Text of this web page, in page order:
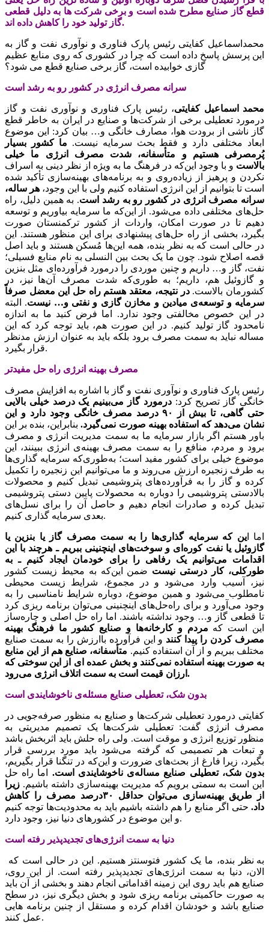
قطع گاز صنایع مطرح شده است و برخی شرکت ها به دلیل قطعی
گاز تولید خود را کاهش داده اند.
محمداسماعیل کفایتی رئیس پارک فناوری و نوآوری نفت و گاز به
این پرسش پاسخ داده است که چرا در کشوری که روی منابع عظیم
گازی خوابیده است، گاز برخی صنایع قطع می شود؟
سرانه مصرف انرژی در کشور رو به رشد است
محمد اسماعیل کفایتی، رئیس پارک فناوری و نوآوری نفت و گاز
درمورد تعطیلی برخی از شرکت‌ها و صنایع در ایران به خاطر قطع
گاز ناشی از برودت هوا، مصارف خانگی و… بیان کرد: این موضوع
ابعاد مختلفی دارد و فقط بحث سرمایه نیست. ما کشور بسیار
پُرمصرفی هستیم و متأسفانه، شدت مصرف انرژی ما خیلی
بالاست و با وجود این‌که در فرهنگ ما به ویژه از نظر دینی به اسراف
نکردن و پرهیز از زیاده‌روی و به برنامه‌های بهینه‌سازی تأکید شده
است تا بتوانیم از این انرژی استفاده کنیم ولی با این وجود، هر ساله،
سرانه مصرف انرژی در کشور رو به رشد است. به همین دلیل، راه
حل‌های مختلفی داده می‌شود. از این‌که ما سرمایه بیاوریم و توسعه
دهیم تا در صورت امکان، واردات از کشور ترکمنستان صورت
بگیرد، بخشی از راه حل‌های پیشنهادی برای این منظور هستند. این
در حالی است که به نظر بنده، همه این‌ها مُسکن هستند و باید اصل
قصه اصلاح شود. چون ما یک بحث بین النسلی به نام منابع فسیلی؛
نفت، گاز و… داریم و چنین موردی را درمورد فرآورده‌ای مثل بنزین
و گازوئیل هم، داریم؛ به طوری‌که شدت مصرف آن‌ها نیز، در
کشورمان بالاست.در نتیجه، معتقد هستم راه حل این معضل صرفاً
سرمایه و توسعه‌ی میادین و مخازن گازی و نفتی و… نیست. البته
در این خصوص مخالفتی وجود ندارد. اما فرض کنید ما به اندازه
نامحدود گاز تولید کنیم. در این صورت هم، باید توجه کرد که این
مساله نباید به سمت مصرف برود بلکه باید به عنوان ارزش مدنظر
قرار بگیرد.
مصرف بهینه انرژی راه حل مفیدتر
رئیس پارک فناوری و نوآوری نفت و گاز با اشاره به افزایش مصرف
خانگی گاز تصریح کرد:درمورد گاز می‌بینیم یک درصد خیلی بالایی
حتی گاهی، تا بیش از ۹۰ درصد مصرف خانگی وجود دارد و این
نشان می‌دهد که استفاده بهینه صورت نمی‌گیرد.بنابراین، بنده بر این
باور هستم اگر بازار سرمایه ما به سمت مدیریت انرژی و مصرف
برود و مردم، منافع را به سمت مصرف بهینه‌ی انرژی ببینند، این
موضوع خیلی برای کشور مفید است؛ به‌طوری‌که سرمایه گذاری‌ها
به طرف زنجیره ارزش می‌روند و ما می‌توانیم این زنجیره را تکمیل
کرده و گاز را به فرآورده‌های پتروشیمی تبدیل کنیم و محصولات
بالادستی پتروشیمی را دوباره به محصولات پایین دستی پتروشیمی
تبدیل کرده و صادرات انجام دهیم و حاصل آن را برای نسل‌های
بعدی سرمایه گذاری کنیم.
اما این که سرمایه گذاری‌ها را به سمت مصرف گاز یا بنزین یا
گازوئیل یا نفت کوره‌ای و سوخت‌های اینچنینی ببریم ـ هرچند با این
اقدامات می‌توانیم یک رفاهی را برای خودمان ایجاد کنیم ـ به
طورکلی، کار درستی نیست ضمن این‌که به محیط زیست کشور
نیز، آسیب وارد می‌شود و در مجموع، شرایط زیست محیطی
نامطلوب می‌شود و همین موضوع، دوباره شرایط نامناسبی را به
وجود می‌آورد و برای راه‌حل‌های اینچنینی می‌توان برنامه ریزی کرد
تا قطعی گاز و… وجود نداشته باشند. اما راه‌ حل اصلی و چاره‌ساز
این است که مردم و کارخانه‌ها و صنایع کشور ما فرهنگ بهینه
مصرف کردن را پیدا کنند و این فرآورده باارزش را به سمت صنایع
مختلف ببریم و از آن استفاده کنیم. متأسفانه، صنایع هم از این منابع
به صورت بهینه استفاده نمی‌کنند و بخش عمده ای از این سوختی که
ارزان قیمت است به سمت اتلاف انرژی می‌رود.
بدون شک، تعطیلی صنایع مسئله‌ی ناخوشایندی است
کفایتی درمورد تعطیلی شرکت‌ها و صنایع به منظور صرفه‌جویی در
مصرف انرژی گفت: تعطیلی شرکت‌ها یک تصمیم مدیریتی به
منظور توزیع انرژی و موقت است. ولی راه حلش باید اثربخش باشد
و تبعات هر تصمیمی که گرفته می‌شود باید مورد بررسی قرار
بگیرد، زیرا فارغ از بحث‌های ضرورت و این‌که در تنگنا قرار بگیریم،
بدون شک، تعطیلی صنایع مساله‌ی ناخوشایندی است. اما راه حل
این است به سمتی برویم که مدیریت بهینه‌سازی داشته باشیم. زیرا
از طریق بهینه‌سازی می‌توان حداقل ۳۰درصد مصرف را کاهش
داد. حتی اگر منابع را هم داشته باشیم باید به محدودیت‌ها توجه کنیم
و این موضوع در کشورهای دنیا نیز، وجود دارد.
دنیا به سمت انرژی‌های تجدیدپذیر رفته است
به نظر بنده، ما یک کشور فتوسنتز هستیم. این در حالی است که
الان، دنیا به سمت انرژی‌های تجدیدپذیر رفته است. از این روی،
صنایع هم باید روی این زمینه اقداماتی انجام دهند و بخشی از آن باید
به صورت حاکمیتی برنامه ریزی شود و بخش دیگری نیز، در سطح
صنایع باشد و خودشان اقدام کرده و مستقل از چنین برنامه هایی
عمل کنند.‌